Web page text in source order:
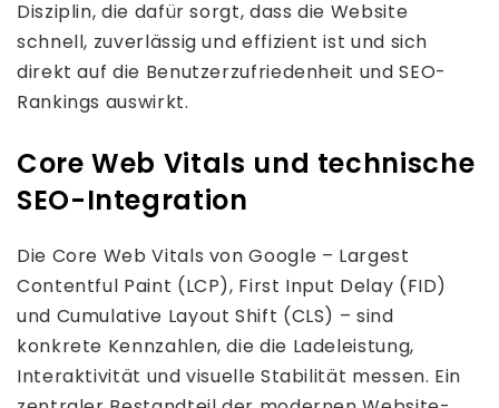
Disziplin, die dafür sorgt, dass die Website
schnell, zuverlässig und effizient ist und sich
direkt auf die Benutzerzufriedenheit und SEO-
Rankings auswirkt.
Core Web Vitals und technische
SEO-Integration
Die Core Web Vitals von Google – Largest
Contentful Paint (LCP), First Input Delay (FID)
und Cumulative Layout Shift (CLS) – sind
konkrete Kennzahlen, die die Ladeleistung,
Interaktivität und visuelle Stabilität messen. Ein